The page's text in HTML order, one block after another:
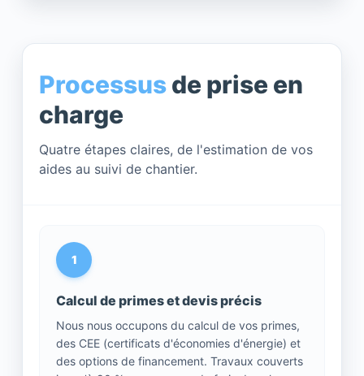
Processusde prise en
charge
Quatre étapes claires, de l'estimation de vos
aides au suivi de chantier.
1
Calcul de primes et devis précis
Nous nous occupons du calcul de vos primes,
des CEE (certificats d'économies d'énergie) et
des options de financement. Travaux couverts